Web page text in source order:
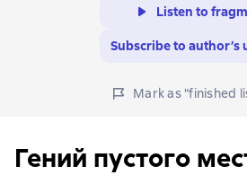
Listen to
Subscribe to author’s
Mark as "finished
Гений пустого